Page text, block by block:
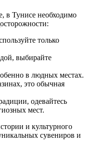
в Тунисе необходимо
только
выбирайте
в людных местах.
это обычная
одевайтесь
мест.
и культурного
сувениров и